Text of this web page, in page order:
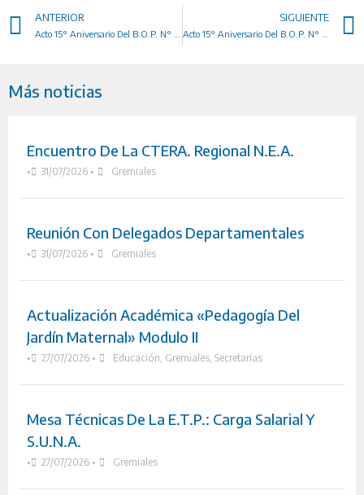
ANTERIOR SIGUIENTE
Más noticias
Encuentro De La CTERA. Regional N.E.A.
• 31/07/2026 • Gremiales
Reunión Con Delegados Departamentales
• 31/07/2026 • Gremiales
Actualización Académica «Pedagogía Del
Jardín Maternal» Modulo II
• 27/07/2026 • Educación Gremiales, Secretarías
Mesa Técnicas De La E.T.P.: Carga Salarial Y
S.U.N.A.
• 27/07/2026 • Gremiales